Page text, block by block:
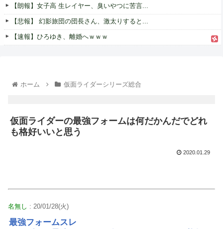
【朗報】女子高 生レイヤー、臭いやつに苦言...
【悲報】 幻影旅団の団長さん、激太りすると...
【速報】ひろゆき、離婚へｗｗｗ
ホーム 仮面ライダーシリーズ総合
仮面ライダーの最強フォームは何だかんだでどれ
も格好いいと思う
2020.01.29
名無し : 20/01/28(火)
最強フォームスレ